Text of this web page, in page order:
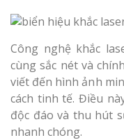
Công nghệ khắc
cùng sắc nét và
viết đến hình ảnh
cách tinh tế. Điều
độc đáo và thu hút
nhanh chóng.